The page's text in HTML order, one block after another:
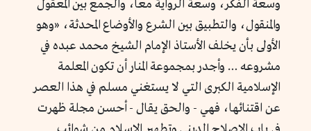
وسعة الفكر، وسعة الرواية معاً، والجمع بين المعقول
والمنقول، والتطبيق بين الشرع والأوضاع المحدثة، «وهو
الأولى بأن يخلف الأستاذ الإمام الشيخ محمد عبده في
مشروعه … وأجدر بمجموعة المنار أن تكون المعلمة
الإسلامية الكبرى التي لا يستغني مسلم في هذا العصر
عن اقتنائها، فهي - والحق يقال - أحسن مجلة ظهرت